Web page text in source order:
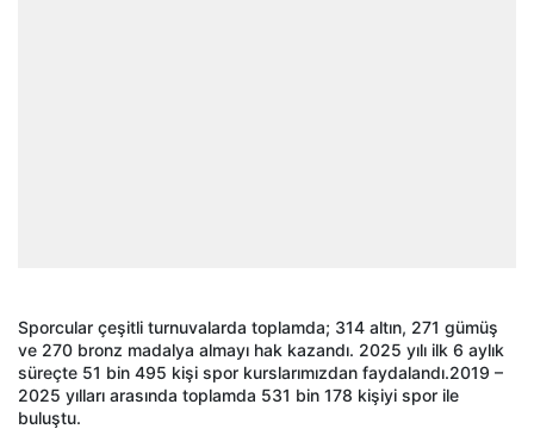
Sporcular çeşitli turnuvalarda toplamda; 314 altın, 271 gümüş
ve 270 bronz madalya almayı hak kazandı. 2025 yılı ilk 6 aylık
süreçte 51 bin 495 kişi spor kurslarımızdan faydalandı.2019 –
2025 yılları arasında toplamda 531 bin 178 kişiyi spor ile
buluştu.